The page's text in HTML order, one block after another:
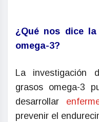
¿Qué nos dice
omega-3?
La investigación
grasos omega-3
desarrollar
prevenir el